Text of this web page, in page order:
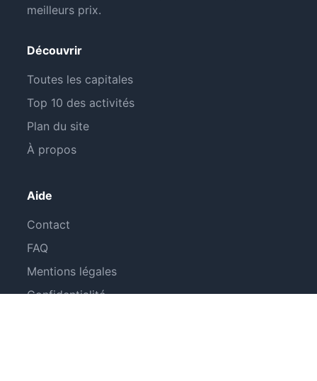
meilleurs prix.
Découvrir
Toutes les capitales
Top 10 des activités
Plan du site
À propos
Aide
Contact
FAQ
Mentions légales
Confidentialité